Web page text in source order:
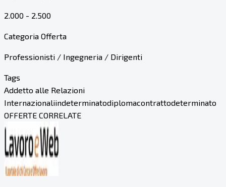
2.000 - 2.500
Categoria Offerta
Professionisti / Ingegneria / Dirigenti
Tags
Addetto alle Relazioni
Internazionaliindeterminatodiplomacontrattodeterminato
OFFERTE CORRELATE